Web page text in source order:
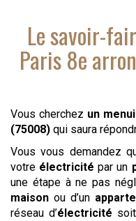
Le savoir-
Paris 8e
Vous cherchez un
(75008) qui saura
Vous vous demandez
votre électricité par un
une étape à ne pas
maison ou d’un
réseau d’électricité